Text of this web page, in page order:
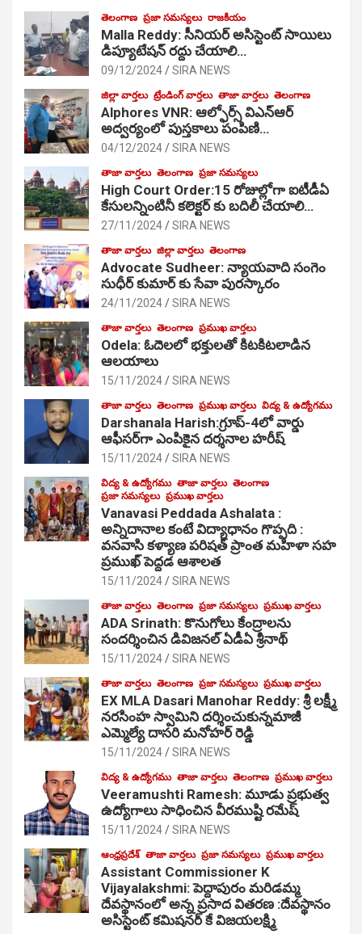
తెలంగాణ ప్రజా సమస్యలు రాజకీయం
Malla Reddy: సీనియర్ అసిస్టెంట్ సాయిలు
డిప్యూటేషన్ రద్దు చేయాలి…
09/12/2024 SIRA NEWS
జిల్లా వార్తలు ట్రేండింగ్ వార్తలు తాజా వార్తలు తెలంగాణ
Alphores VNR: ఆల్ఫోర్స్ విఎన్ఆర్
అద్వర్యంలో పుస్తకాలు పంపిణి…
04/12/2024 SIRA NEWS
తాజా వార్తలు తెలంగాణ ప్రజా సమస్యలు
High Court Order:15 రోజుల్లోగా ఐటీడీఏ
కేసులన్నింటినీ కలెక్టర్ కు బదిలీ చేయాలి…
27/11/2024 SIRA NEWS
తాజా వార్తలు జిల్లా వార్తలు తెలంగాణ
Advocate Sudheer: న్యాయవాది సంగెం
సుధీర్ కుమార్ కు సేవా పురస్కారం
24/11/2024 SIRA NEWS
తాజా వార్తలు తెలంగాణ ప్రముఖ వార్తలు
Odela: ఓదెల‌లో భక్తులతో కిటకిటలాడిన
ఆల‌యాలు
15/11/2024 SIRA NEWS
తాజా వార్తలు తెలంగాణ ప్రముఖ వార్తలు విద్య & ఉద్యోగము
Darshanala Harish:గ్రూప్-4లో వార్డు
ఆఫీసర్‌గా ఎంపికైన దర్శనాల హరీష్
15/11/2024 SIRA NEWS
విద్య & ఉద్యోగము తాజా వార్తలు తెలంగాణ
ప్రజా సమస్యలు ప్రముఖ వార్తలు
Vanavasi Peddada Ashalata :
అన్నిదానాల కంటే విద్యాధానం గొప్పది :
వనవాసి కళ్యాణ పరిషత్ ప్రాంత మహిళా సహ
ప్రముఖ్ పెద్దడ ఆశాలత
15/11/2024 SIRA NEWS
తాజా వార్తలు తెలంగాణ ప్రజా సమస్యలు ప్రముఖ వార్తలు
ADA Srinath: కొనుగోలు కేంద్రాల‌ను
సంద‌ర్శించిన డివిజనల్ ఏడీఏ శ్రీనాథ్
15/11/2024 SIRA NEWS
తాజా వార్తలు తెలంగాణ ప్రజా సమస్యలు ప్రముఖ వార్తలు
EX MLA Dasari Manohar Reddy: శ్రీ లక్ష్మీ
నరసింహ స్వామిని దర్శించుకున్నమాజీ
ఎమ్మెల్యే దాసరి మనోహర్ రెడ్డి
15/11/2024 SIRA NEWS
విద్య & ఉద్యోగము తాజా వార్తలు తెలంగాణ ప్రముఖ వార్తలు
Veeramushti Ramesh: మూడు ప్రభుత్వ
ఉద్యోగాలు సాధించిన వీరముష్టి రమేష్
15/11/2024 SIRA NEWS
ఆంధ్రప్రదేశ్ తాజా వార్తలు ప్రజా సమస్యలు ప్రముఖ వార్తలు
Assistant Commissioner K
Vijayalakshmi: పెద్దాపురం మరిడమ్మ
దేవస్థానంలో అన్న ప్రసాద వితరణ :దేవస్థానం
అసిస్టెంట్ కమిషనర్ కే విజయలక్ష్మి